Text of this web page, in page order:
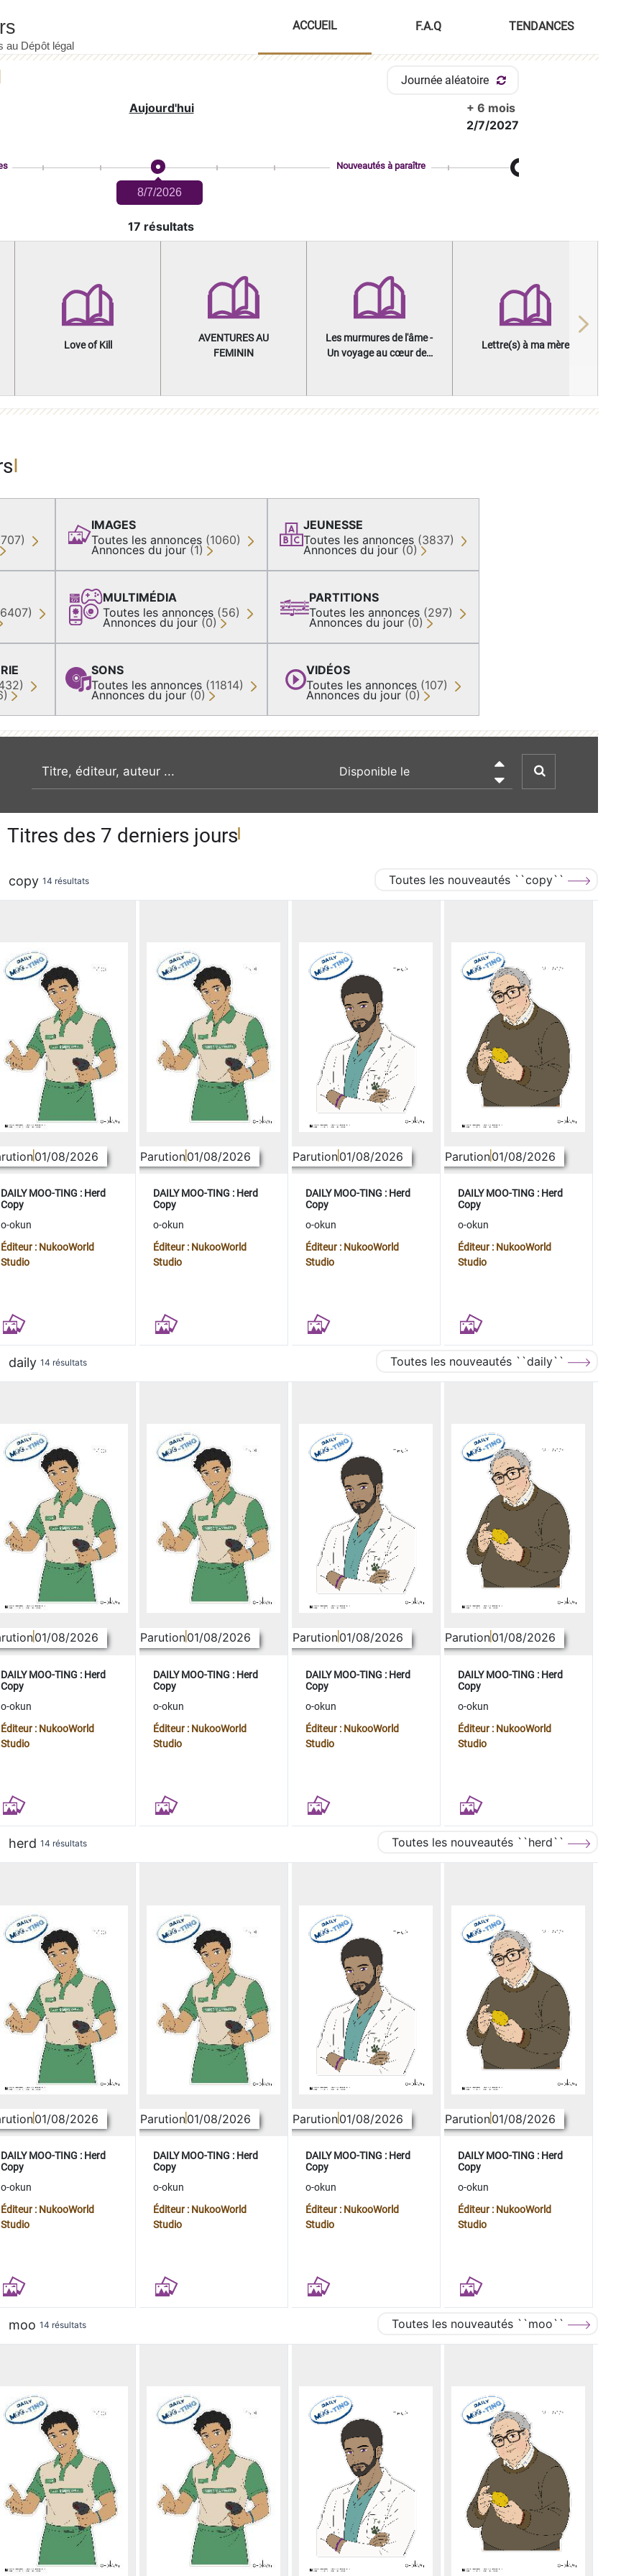
ACCUEIL F.A.Q TENDANCES
Journée aléatoire
Aujourd'hui
+ 6 mois
2/7/2027
8/7/2026
Nouveautés à paraître
17 résultats
Love of Kill
AVENTURES AU
FEMININ
Les murmures de l'âme -
Un voyage au cœur des
Lettre(s) à ma mère
Next
IMAGES
Toutes les annonces (1060)
Annonces du jour (1)
MULTIMÉDIA
Toutes les annonces (56)
Annonces du jour (0)
SONS
Toutes les annonces (11814)
Annonces du jour (0)
JEUNESSE
Toutes les annonces (3837)
Annonces du jour (0)
PARTITIONS
Toutes les annonces (297)
Annonces du jour (0)
VIDÉOS
Toutes les annonces (107)
Annonces du jour (0)
recherche par mot clé

Titres des 7 derniers jours
copy 14 résultats Toutes les nouveautés ``copy``
01/08/2026
DAILY MOO-TING : Herd
Copy
o-okun
Éditeur : NukooWorld
Studio
Parution01/08/2026
DAILY MOO-TING : Herd
Copy
o-okun
Éditeur : NukooWorld
Studio
Parution01/08/2026
DAILY MOO-TING : Herd
Copy
o-okun
Éditeur : NukooWorld
Studio
Parution01/08/2026
DAILY MOO-TING : Herd
Copy
o-okun
Éditeur : NukooWorld
Studio
daily 14 résultats Toutes les nouveautés ``daily``
01/08/2026
DAILY MOO-TING : Herd
Copy
o-okun
Éditeur : NukooWorld
Studio
Parution01/08/2026
DAILY MOO-TING : Herd
Copy
o-okun
Éditeur : NukooWorld
Studio
Parution01/08/2026
DAILY MOO-TING : Herd
Copy
o-okun
Éditeur : NukooWorld
Studio
Parution01/08/2026
DAILY MOO-TING : Herd
Copy
o-okun
Éditeur : NukooWorld
Studio
herd 14 résultats Toutes les nouveautés ``herd``
01/08/2026
DAILY MOO-TING : Herd
Copy
o-okun
Éditeur : NukooWorld
Studio
Parution01/08/2026
DAILY MOO-TING : Herd
Copy
o-okun
Éditeur : NukooWorld
Studio
Parution01/08/2026
DAILY MOO-TING : Herd
Copy
o-okun
Éditeur : NukooWorld
Studio
Parution01/08/2026
DAILY MOO-TING : Herd
Copy
o-okun
Éditeur : NukooWorld
Studio
moo 14 résultats Toutes les nouveautés ``moo``